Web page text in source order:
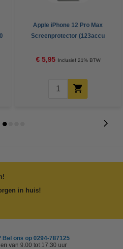
Apple iPhone 12 Pro Max
Screenprotector (123accu
€ 5,95 Inclusief 21% BTW
in huis!
Bel ons op 0294-787125
van 9.00 tot 17.30 uur